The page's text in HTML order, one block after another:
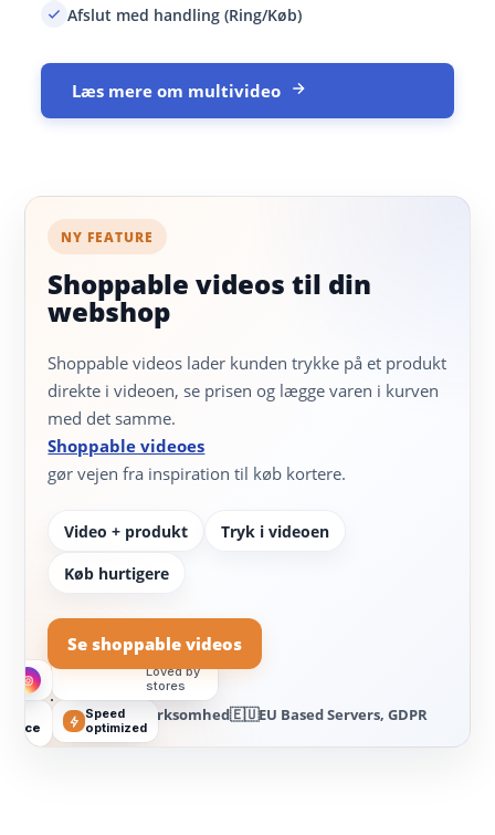
Afslut med handling (Ring/Køb)
Læs mere om multivideo
NY FEATURE
Shoppable videos til din
webshop
Shoppable videos lader kunden trykke på et produkt
direkte i videoen, se prisen og lægge varen i kurven
med det samme.
Shoppable videoes
gør vejen fra inspiration til køb kortere.
Video + produkt
Tryk i videoen
Køb hurtigere
Se shoppable videos
-22% Hydrating Serum
Add to Cart
Speed
optimized
12
reviews
Loved by
stores
🇩🇰Dansk virksomhed🇪🇺EU Based Servers, GDPR